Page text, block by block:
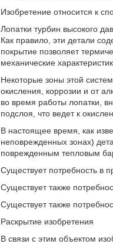
Изобретение относится к
Лопатки турбин высокого
Как правило, эти детали
покрытие позволяет
механические
Некоторые зоны этой
окисления, коррозии и от
во время работы лопатки,
подслоя, что ведет к
В настоящее время, как
неповрежденных зонах)
поврежденным тепловым
Существует потребность в
Существует также
Существует также
Раскрытие изобретения
В связи с этим объектом